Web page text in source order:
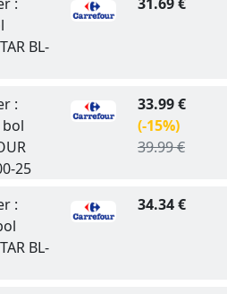
BL-
:
bol
25
33.99 €
(-15%)
39.99 €
:
BL-
34.34 €